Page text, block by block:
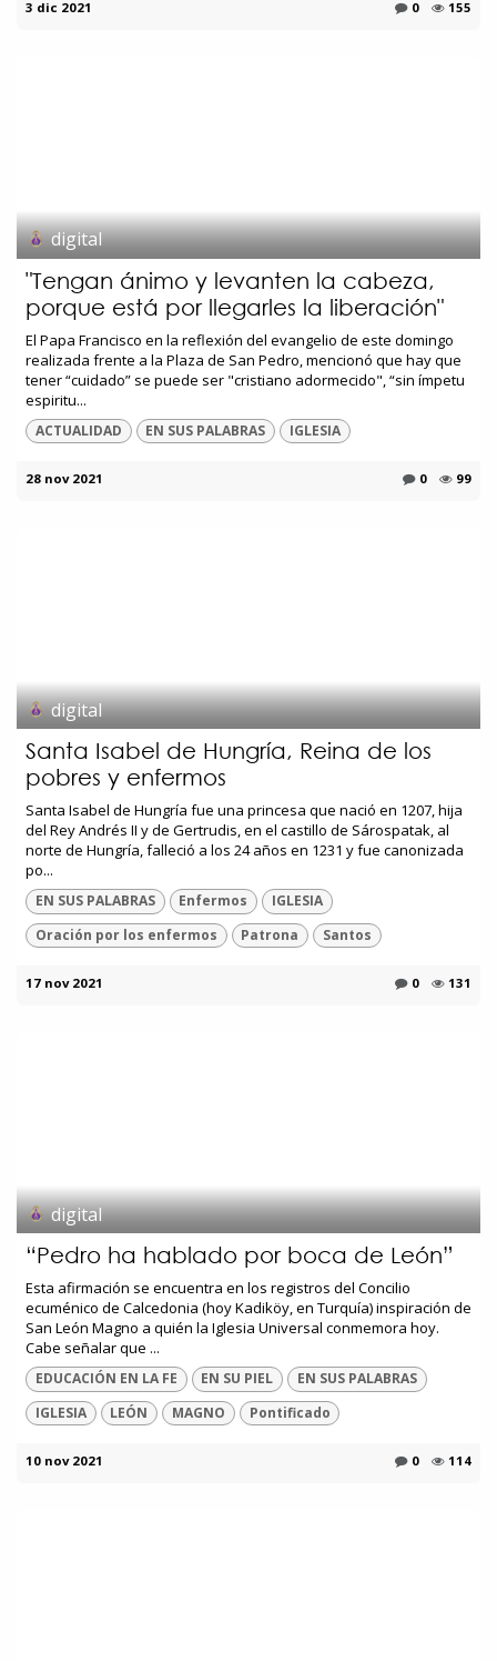
3 dic 2021 0 155
digital
"Tengan ánimo y levanten la cabeza,
porque está por llegarles la liberación"
El Papa Francisco en la reflexión del evangelio de este domingo
realizada frente a la Plaza de San Pedro, mencionó que hay que
tener “cuidado” se puede ser "cristiano adormecido", “sin ímpetu
espiritu...
ACTUALIDAD EN SUS PALABRAS IGLESIA
28 nov 2021 0 99
digital
Santa Isabel de Hungría, Reina de los
pobres y enfermos
Santa Isabel de Hungría fue una princesa que nació en 1207, hija
del Rey Andrés II y de Gertrudis, en el castillo de Sárospatak, al
norte de Hungría, falleció a los 24 años en 1231 y fue canonizada
po...
EN SUS PALABRAS Enfermos
IGLESIA
Oración por los enfermos
Patrona Santos
17 nov 2021 0 131
digital
“Pedro ha hablado por boca de León”
Esta afirmación se encuentra en los registros del Concilio
ecuménico de Calcedonia (hoy Kadiköy, en Turquía) inspiración de
San León Magno a quién la Iglesia Universal conmemora hoy.
Cabe señalar que ...
EDUCACIÓN EN LA FE EN SU PIEL
EN SUS PALABRAS
IGLESIA
LEÓN MAGNO Pontificado
10 nov 2021 0 114